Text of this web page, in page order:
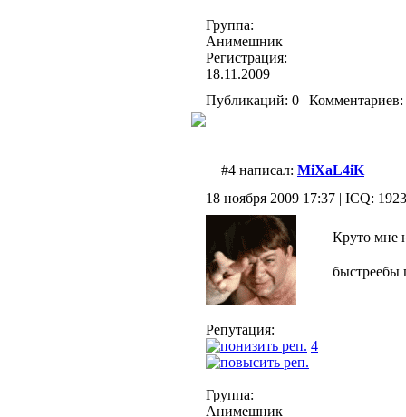
Группа:
Анимешник
Регистрация:
18.11.2009
Публикаций: 0 | Комментариев:
#4 написал: MiXaL4iK
18 ноября 2009 17:37 | ICQ:
Репутация:
4
Группа:
Анимешник
Круто мне
быстреебы